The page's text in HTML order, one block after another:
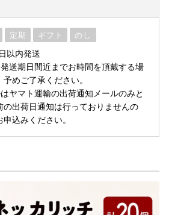
定期 ギフト のし
以内発送
送期日間近までお時間を頂戴する場
めご了承ください。
ヤマト運輸の出荷通知メールのみと
の出荷日通知は行っておりませんの
込みください。